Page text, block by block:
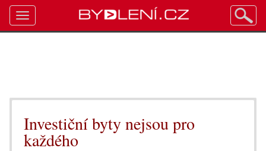
Investiční byty nejsou pro
každého
Toggle
navigation